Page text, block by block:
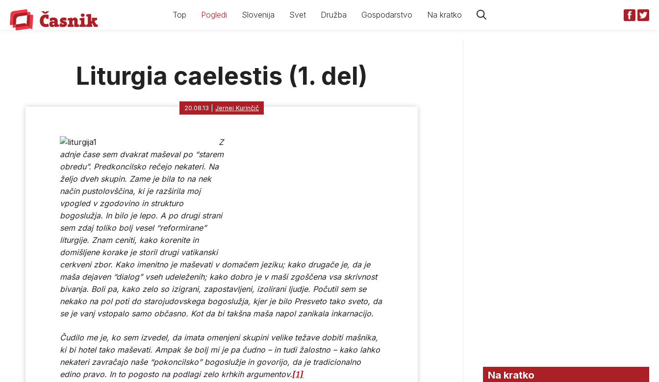
content
Top Pogledi Slovenija Svet Družba Gospodarstvo Na kratko
Liturgia caelestis (1. del)
20.08.13 Jernej Kurinčič
Z
adnje čase sem dvakrat maševal po “starem
obredu”. Predkoncilsko rečejo nekateri. Na
željo dveh skupin. Zame je bila to na nek
način pustolovščina, ki je razširila moj
vpogled v zgodovino in strukturo
bogoslužja. In bilo je lepo. A po drugi strani
sem zdaj toliko bolj vesel “reformirane”
liturgije. Znam ceniti, kako korenite in
domišljene korake je storil drugi vatikanski
cerkveni zbor. Kako imenitno je maševati v domačem jeziku; kako drugače je, da je
maša dejaven “dialog” vseh udeleženih; kako dobro je v maši zgoščena vsa skrivnost
bivanja. Boli pa, kako zelo so izigrani, zapostavljeni, izolirani ljudje. Počutil sem se
nekako na pol poti do starojudovskega bogoslužja, kjer je bilo Presveto tako sveto, da
se je vanj vstopalo samo občasno. Kot da bi takšna maša napol zanikala inkarnacijo.
Čudilo me je, ko sem izvedel, da imata omenjeni skupini velike težave dobiti mašnika,
ki bi hotel tako maševati. Ampak še bolj mi je pa čudno – in tudi žalostno – kako lahko
nekateri zavračajo naše “pokoncilsko” bogoslužje in govorijo, da je tradicionalno
edino pravo. In to pogosto na podlagi zelo krhkih argumentov.[1] Na kratko